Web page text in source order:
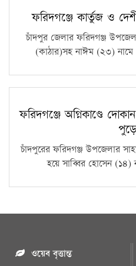
ফরিদগঞ্জে কার্তুজ ও
চাঁদপুর জেলার ফরিদগঞ্জ
(কাঠার)সহ নাঈম (২৩)
ফরিদগঞ্জে অগ্নিকাণ্ডে
চাঁদপুরের ফরিদগঞ্জ উপজেলার
হয়ে সাব্বির হোসেন
ওয়েব বৃত্তান্ত